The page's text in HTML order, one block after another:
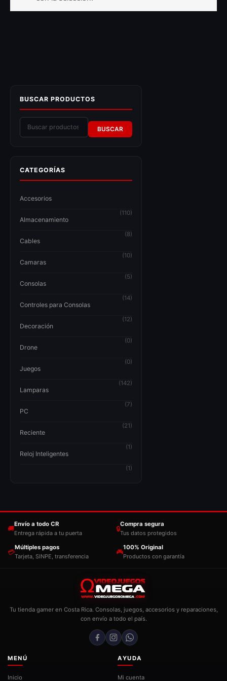
BUSCAR PRODUCTOS
BUSCAR
CATEGORÍAS
Accesorios
(110)
Almacenamiento
(8)
Cables
(10)
Camaras
(5)
Consolas
(14)
Controles para Consolas
(12)
Decoración
(0)
Drone
(0)
Juegos
(142)
Lamparas
(7)
PC
(21)
Reciente
(1)
Reloj Inteligentes
(1)
🚚
Envío a todo CR
Entrega rápida a tu puerta
🔒
Compra segura
Tus datos protegidos
💳
Múltiples pagos
Tarjeta, SINPE, transferencia
🎮
100% Original
Productos con garantía
Tu tienda gamer en Costa Rica. Consolas, juegos, accesorios y reparaciones,
con envío a todo el país.
MENÚ
Inicio
AYUDA
Mi cuenta